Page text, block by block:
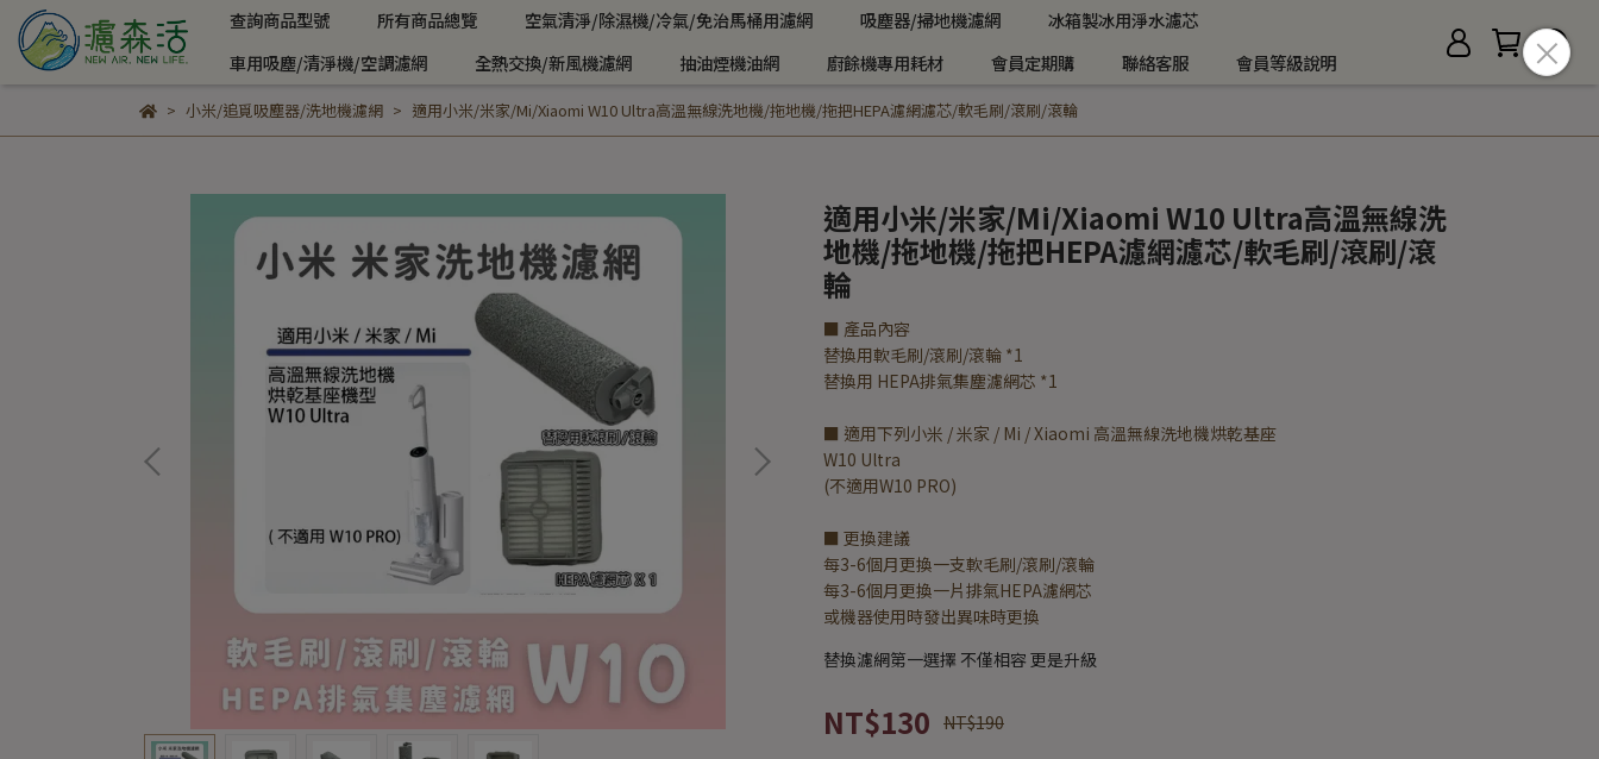
查詢商品型號 所有商品總覽 空氣清淨/除濕機/冷氣/免治馬桶用濾網 吸塵器/掃地機濾網
冰箱製冰用淨水濾芯
車用吸塵/清淨機/空調濾網
全熱交換/新風機濾網 抽油煙機油網 廚餘機專用耗材 會員定期購 聯絡客服 會員等級說明
小米/追覓吸塵器/洗地機濾網 適用小米/米家/Mi/Xiaomi W10 Ultra高溫無線洗地機/拖地機/拖把HEPA濾網濾芯/軟毛刷/滾刷/滾輪
適用小米/米家/Mi/Xiaomi W10 Ultra高溫無線洗
地機/拖地機/拖把HEPA濾網濾芯/軟毛刷/滾刷/滾
輪
■ 產品內容
替換用軟毛刷/滾刷/滾輪 *1
替換用 HEPA排氣集塵濾網芯 *1
■ 適用下列小米 / 米家 / Mi / Xiaomi 高溫無線洗地機烘乾基座
W10 Ultra
(不適用W10 PRO)
■ 更換建議
每3-6個月更換一支軟毛刷/滾刷/滾輪
每3-6個月更換一片排氣HEPA濾網芯
或機器使用時發出異味時更換
替換濾網第一選擇 不僅相容 更是升級
NT$130 NT$190